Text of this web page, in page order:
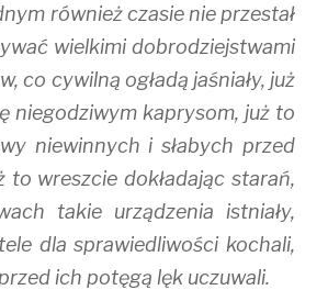
również czasie nie przestał
wielkimi dobrodziejstwami
co cywilną ogładą jaśniały, już
niegodziwym kaprysom, już to
niewinnych i słabych przed
to wreszcie dokładając starań,
takie urządzenia istniały,
dla sprawiedliwości kochali,
ich potęgą lęk uczuwali.